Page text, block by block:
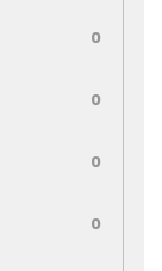
0
0
0
0